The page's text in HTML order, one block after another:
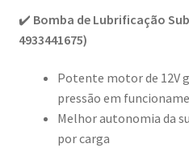
✔️ Bomba de Lubrificação
4933441675)
Potente motor de 12V
pressão em
Melhor autonomia da
por carga